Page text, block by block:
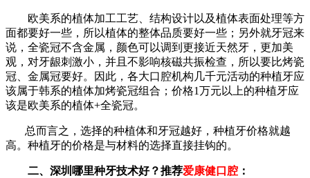
欧美系的植体加工工艺、结构设计以及植体表面处理等方
面都要好一些，所以植体的整体品质要好一些；另外就牙冠来
说，全瓷冠不含金属，颜色可以调到更接近天然牙，更加美
观，对牙龈刺激小，并且不影响核磁共振检查，所以要比烤瓷
冠、金属冠要好。因此，各大口腔机构几千元活动的种植牙应
该属于韩系的植体加烤瓷冠组合；价格1万元以上的种植牙应
该是欧美系的植体+全瓷冠。
总而言之，选择的种植体和牙冠越好，种植牙价格就越
高。种植牙的价格是与材料的选择直接挂钩的。
二、深圳哪里种牙技术好？推荐爱康健口腔 ：